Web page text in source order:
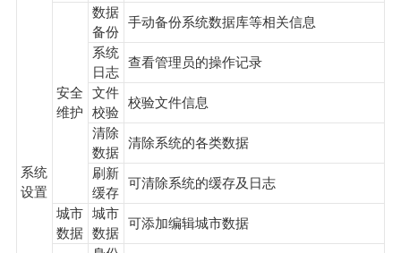
系统
设置
安全
维护
数据
备份
手动备份系统数据库等相关信息
系统
日志
查看管理员的操作记录
文件
校验
校验文件信息
清除
数据
清除系统的各类数据
刷新
缓存
可清除系统的缓存及日志
城市
数据
城市
数据
可添加编辑城市数据